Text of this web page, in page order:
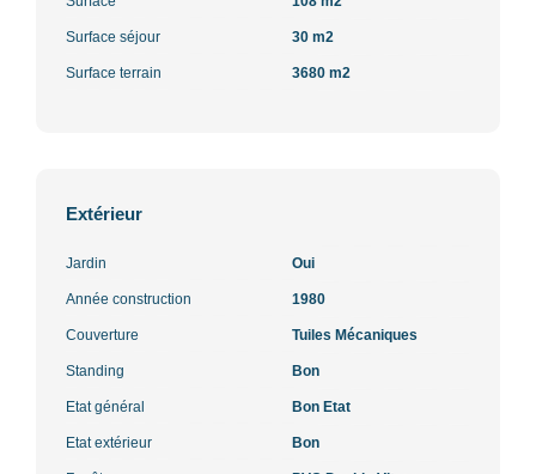
Surface séjour 30 m2
Surface terrain 3680 m2
Extérieur
Jardin Oui
Année construction 1980
Couverture Tuiles Mécaniques
Standing Bon
Etat général Bon Etat
Etat extérieur Bon